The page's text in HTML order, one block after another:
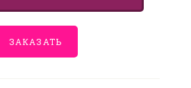
ЗАКАЗАТЬ